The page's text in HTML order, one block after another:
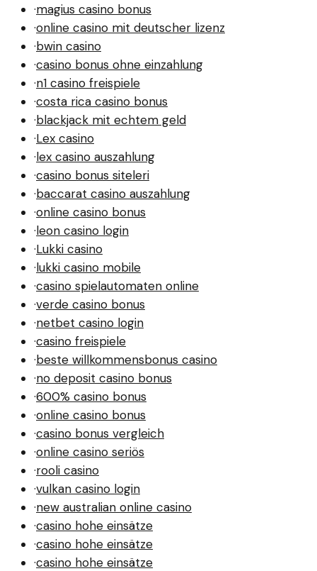
·magius casino bonus
·online casino mit deutscher lizenz
·bwin casino
·casino bonus ohne einzahlung
·n1 casino freispiele
·costa rica casino bonus
·blackjack mit echtem geld
·Lex casino
·lex casino auszahlung
·casino bonus siteleri
·baccarat casino auszahlung
·online casino bonus
·leon casino login
·Lukki casino
·lukki casino mobile
·casino spielautomaten online
·verde casino bonus
·netbet casino login
·casino freispiele
·beste willkommensbonus casino
·no deposit casino bonus
·600% casino bonus
·online casino bonus
·casino bonus vergleich
·online casino seriös
·rooli casino
·vulkan casino login
·new australian online casino
·casino hohe einsätze
·casino hohe einsätze
·casino hohe einsätze